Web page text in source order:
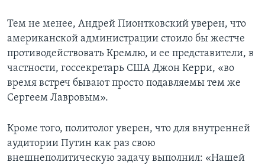
Тем не менее, Андрей Пионтковский уверен, что
американской администрации стоило бы жестче
противодействовать Кремлю, и ее представители, в
частности, госсекретарь США Джон Керри, «во
время встреч бывают просто подавляемы тем же
Сергеем Лавровым».
Кроме того, политолог уверен, что для внутренней
аудитории Путин как раз свою
внешнеполитическую задачу выполнил: «Нашей